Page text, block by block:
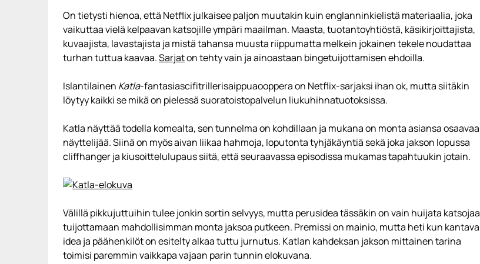
On tietysti hienoa, että Netflix julkaisee paljon muutakin kuin englanninkielistä materiaalia, joka
vaikuttaa vielä kelpaavan katsojille ympäri maailman. Maasta, tuotantoyhtiöstä, käsikirjoittajista,
kuvaajista, lavastajista ja mistä tahansa muusta riippumatta melkein jokainen tekele noudattaa
turhan tuttua kaavaa.Sarjaton tehty vain ja ainoastaan bingetuijottamisen ehdoilla.
Islantilainen Katla-fantasiascifitrillerisaippuaooppera on Netflix-sarjaksi ihan ok, mutta siitäkin
löytyy kaikki se mikä on pielessä suoratoistopalvelun liukuhihnatuotoksissa.
Katla näyttää todella komealta, sen tunnelma on kohdillaan ja mukana on monta asiansa osaavaa
näyttelijää. Siinä on myös aivan liikaa hahmoja, loputonta tyhjäkäyntiä sekä joka jakson lopussa
cliffhanger ja kiusoittelulupaus siitä, että seuraavassa episodissa mukamas tapahtuukin jotain.
Välillä pikkujuttuihin tulee jonkin sortin selvyys, mutta perusidea tässäkin on vain huijata katsojaa
tuijottamaan mahdollisimman monta jaksoa putkeen. Premissi on mainio, mutta heti kun kantava
idea ja päähenkilöt on esitelty alkaa tuttu jurnutus. Katlan kahdeksan jakson mittainen tarina
toimisi paremmin vaikkapa vajaan parin tunnin elokuvana.